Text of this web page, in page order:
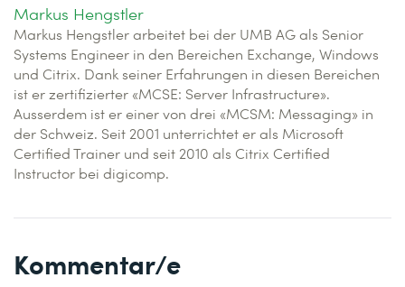
Markus Hengstler
Markus Hengstler arbeitet bei der UMB AG als Senior
Systems Engineer in den Bereichen Exchange, Windows
und Citrix. Dank seiner Erfahrungen in diesen Bereichen
ist er zertifizierter «MCSE: Server Infrastructure».
Ausserdem ist er einer von drei «MCSM: Messaging» in
der Schweiz. Seit 2001 unterrichtet er als Microsoft
Certified Trainer und seit 2010 als Citrix Certified
Instructor bei digicomp.
Kommentar/e